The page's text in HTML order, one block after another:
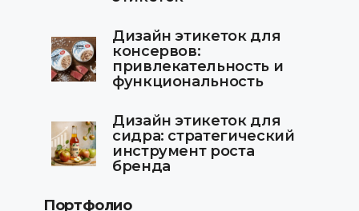
Дизайн этикеток для
консервов:
привлекательность и
функциональность
Дизайн этикеток для
сидра: стратегический
инструмент роста
бренда
Портфолио